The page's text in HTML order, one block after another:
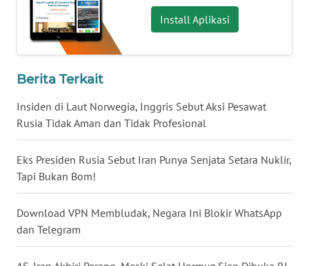
Install Aplikasi
Berita Terkait
Insiden di Laut Norwegia, Inggris Sebut Aksi Pesawat
Rusia Tidak Aman dan Tidak Profesional
Eks Presiden Rusia Sebut Iran Punya Senjata Setara Nuklir,
Tapi Bukan Bom!
Download VPN Membludak, Negara Ini Blokir WhatsApp
dan Telegram
WN
SUMBAR
WN
WN
BENGKULU
WN
LAMPUNG
WN
JATENG